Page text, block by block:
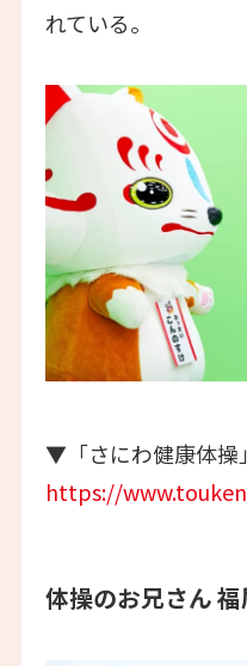
れている。
▼「さにわ健康体操
https://
体操のお兄さん